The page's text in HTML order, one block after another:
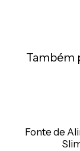
Também
Fonte de